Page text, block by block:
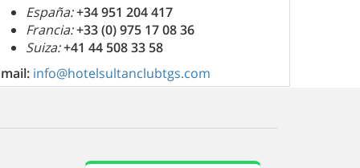
España:+34 951 204 417
Francia:+33 (0) 975 17 08 36
Suiza:+41 44 508 33 58
info@hotelsultanclubtgs.com